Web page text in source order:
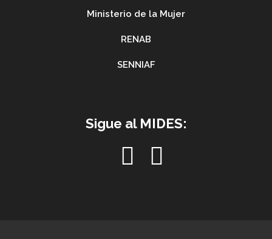
Ministerio de la Mujer
RENAB
SENNIAF
Sigue al MIDES: